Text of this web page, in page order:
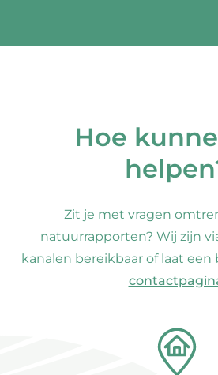
Hoe
Zit je met vragen
natuurrapporten? Wij zijn
kanalen bereikbaar of laat een